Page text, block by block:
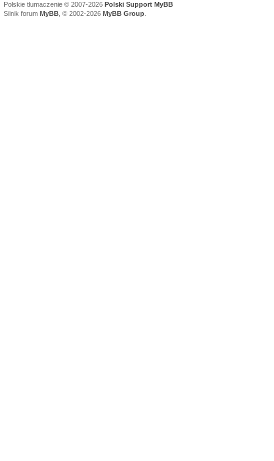
Polskie tłumaczenie © 2007-2026 Polski Support MyBB
Silnik forum MyBB , © 2002-2026 MyBB Group